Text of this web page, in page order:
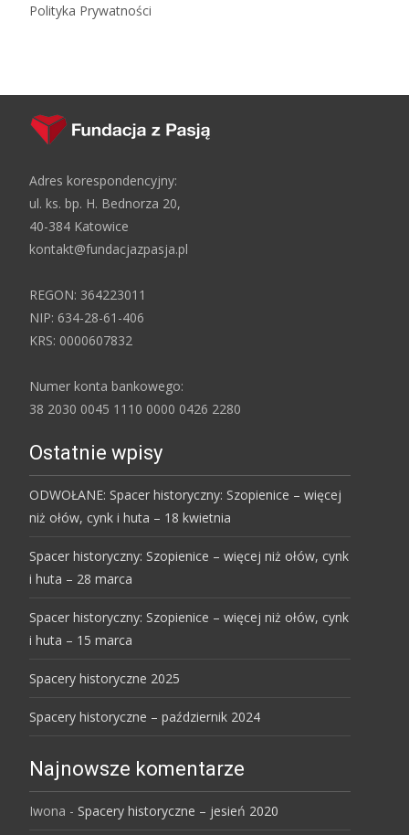
Polityka Prywatności
Adres korespondencyjny:
ul. ks. bp. H. Bednorza 20,
40-384 Katowice
kontakt@fundacjazpasja.pl
REGON: 364223011
NIP: 634-28-61-406
KRS: 0000607832
Numer konta bankowego:
38 2030 0045 1110 0000 0426 2280
Ostatnie wpisy
ODWOŁANE: Spacer historyczny: Szopienice – więcej
niż ołów, cynk i huta – 18 kwietnia
Spacer historyczny: Szopienice – więcej niż ołów, cynk
i huta – 28 marca
Spacer historyczny: Szopienice – więcej niż ołów, cynk
i huta – 15 marca
Spacery historyczne 2025
Spacery historyczne – październik 2024
Najnowsze komentarze
Iwona - Spacery historyczne – jesień 2020